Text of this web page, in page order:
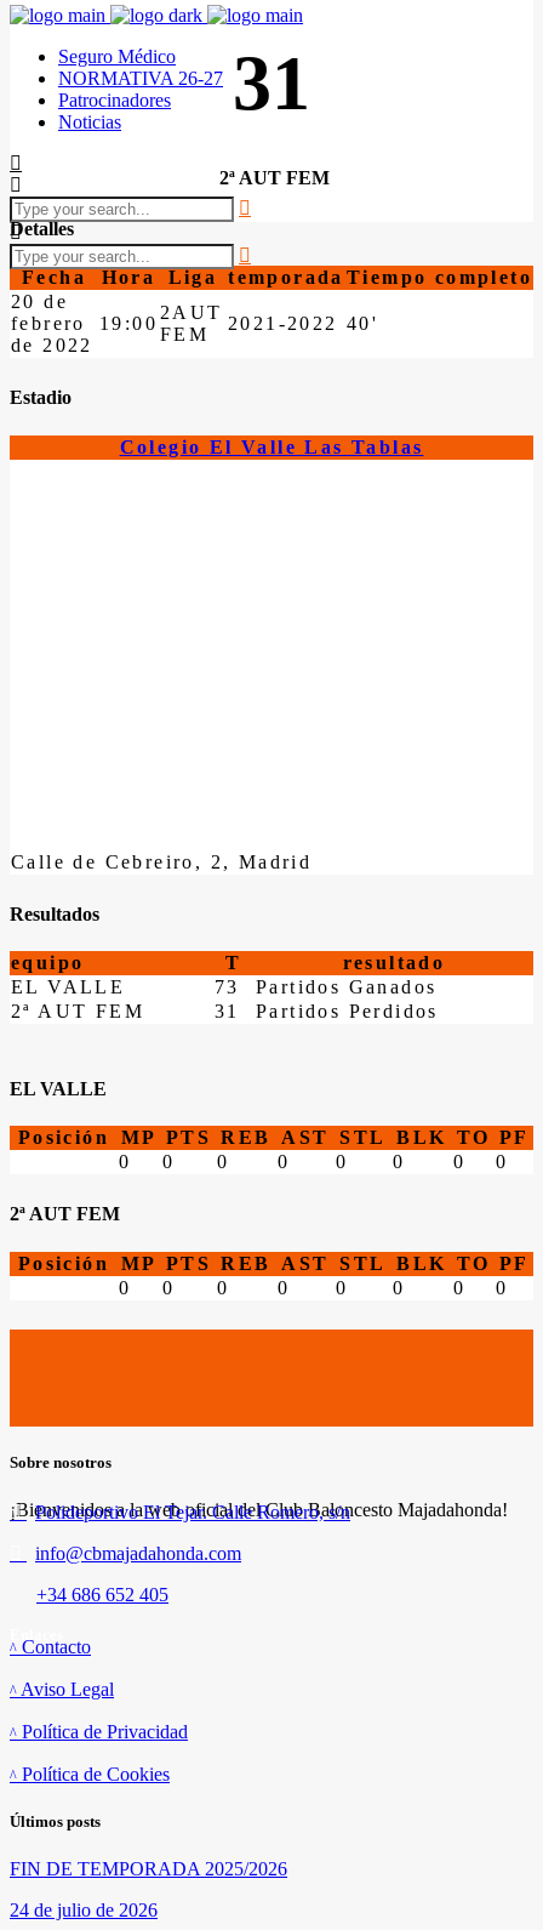
Seguro Médico
NORMATIVA 26-27
Patrocinadores
Noticias
31
2ª AUT FEM
Detalles
Fecha Hora Liga temporada Tiempo completo
20 de
febrero
de 2022
19:00
2AUT
FEM
2021-2022 40'
Estadio
Colegio El Valle Las Tablas
Calle de Cebreiro, 2, Madrid
Resultados
equipo T
resultado
EL VALLE
73
Partidos Ganados
2ª AUT FEM
31 Partidos Perdidos
EL VALLE
Posición MP PTS REB AST STL BLK TO PF
0
0 0 0 0 0 0 0
2ª AUT FEM
Posición MP PTS REB AST STL BLK TO PF
0
0 0 0 0 0 0 0
Sobre nosotros
¡Bienvenidos a la web oficial del Club Baloncesto Majadahonda!
Polideportivo El Tejar. Calle Romero, s/n
info@cbmajadahonda.com
+34 686 652 405
Contacto
Aviso Legal
Política de Privacidad
Política de Cookies
Últimos posts
FIN DE TEMPORADA 2025/2026
24 de julio de 2026